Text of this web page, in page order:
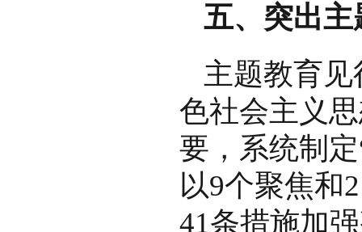
五、突出
主题教育
色社会主义
要，系统制
以9个聚焦和
41条措施加